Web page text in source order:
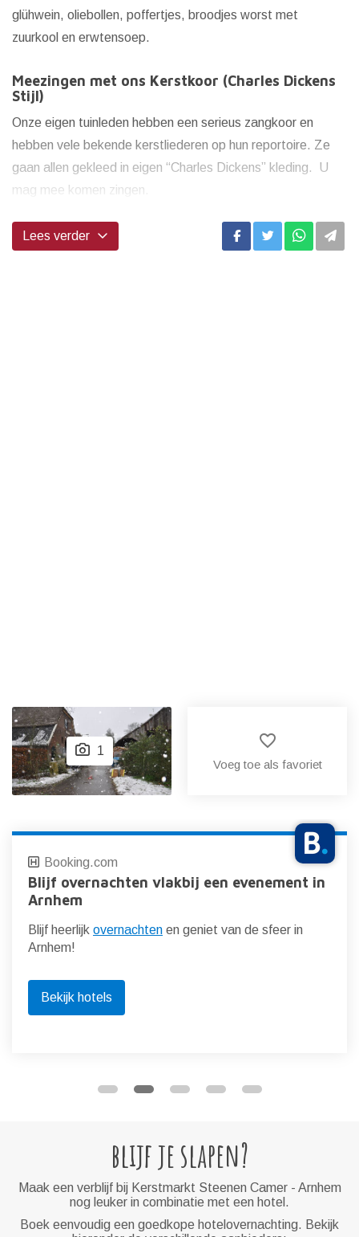
glühwein, oliebollen, poffertjes, broodjes worst met
zuurkool en erwtensoep.
Meezingen met ons Kerstkoor (Charles Dickens
Stijl)
Onze eigen tuinleden hebben een serieus zangkoor en
hebben vele bekende kerstliederen op hun reportoire. Ze
gaan allen gekleed in eigen “Charles Dickens” kleding. U
mag mee komen zingen.
...
Lees verder
1
favorite_border
Voeg toe als favoriet
Booking.com
Blijf overnachten vlakbij een evenement in
Arnhem
Blijf heerlijk overnachten en geniet van de sfeer in
Arnhem!
Bekijk hotels
blijf je slapen?
Maak een verblijf bij Kerstmarkt Steenen Camer - Arnhem
nog leuker in combinatie met een hotel.
Boek eenvoudig een goedkope hotelovernachting. Bekijk